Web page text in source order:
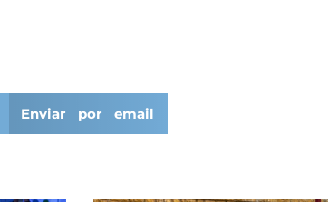
Enviar por email